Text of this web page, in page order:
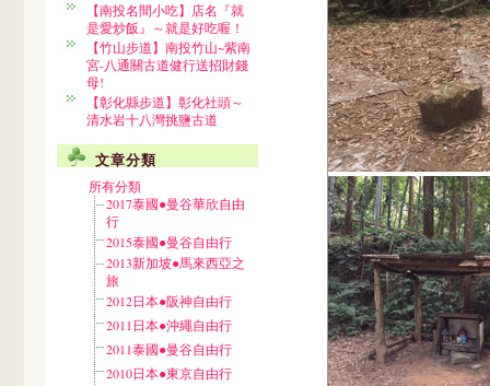
【南投名間小吃】店名『就
是愛炒飯』～就是好吃喔！
【竹山步道】南投竹山~紫南
宮-八通關古道健行送招財錢
母!
【彰化縣步道】彰化社頭～
清水岩十八灣挑鹽古道
文章分類
所有分類
2017泰國●曼谷華欣自由
行
2015泰國●曼谷自由行
2013新加坡●馬來西亞之
旅
2012日本●阪神自由行
2011日本●沖繩自由行
2011泰國●曼谷自由行
2010日本●東京自由行